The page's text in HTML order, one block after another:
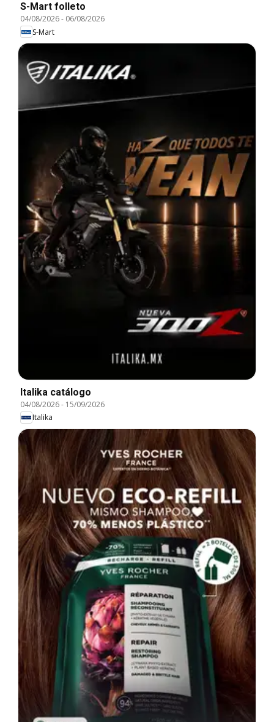
S-Mart folleto
04/08/2026- 06/08/2026
S-Mart
Italika catálogo
04/08/2026- 15/09/2026
Italika